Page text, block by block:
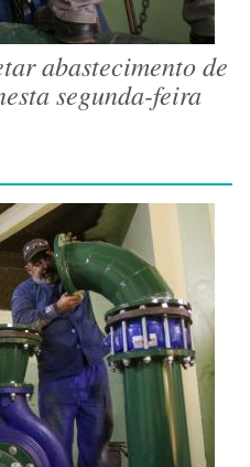
abastecimento de
segunda-feira